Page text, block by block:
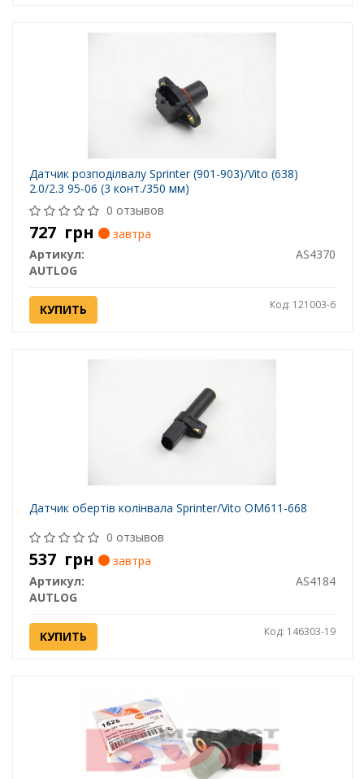
Датчик розподілвалу Sprinter (901-903)/Vito (638)
2.0/2.3 95-06 (3 конт./350 мм)
0 отзывов
727 грн
завтра
Артикул:
AS4370
AUTLOG
КУПИТЬ Код: 121003-6
Датчик обертів колінвала Sprinter/Vito OM611-668
0 отзывов
537 грн
завтра
Артикул:
AS4184
AUTLOG
КУПИТЬ Код: 146303-19